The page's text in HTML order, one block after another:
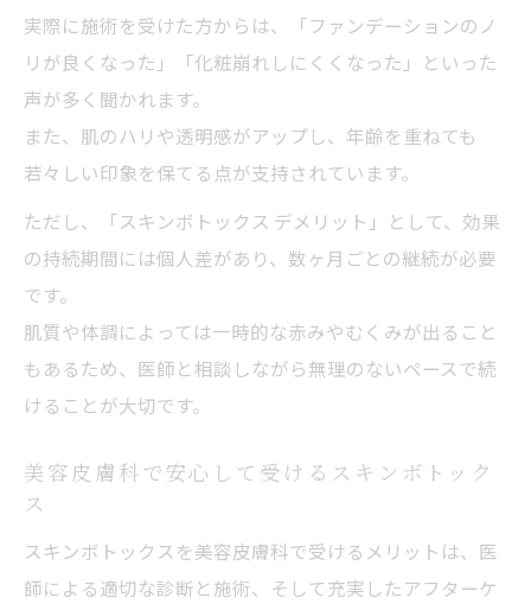
実際に施術を受けた方からは、「ファンデーションのノ
リが良くなった」「化粧崩れしにくくなった」といった
声が多く聞かれます。
また、肌のハリや透明感がアップし、年齢を重ねても
若々しい印象を保てる点が支持されています。
ただし、「スキンボトックス デメリット」として、効果
の持続期間には個人差があり、数ヶ月ごとの継続が必要
です。
肌質や体調によっては一時的な赤みやむくみが出ること
もあるため、医師と相談しながら無理のないペースで続
けることが大切です。
美容皮膚科で安心して受けるスキンボトック
ス
スキンボトックスを美容皮膚科で受けるメリットは、医
師による適切な診断と施術、そして充実したアフターケ